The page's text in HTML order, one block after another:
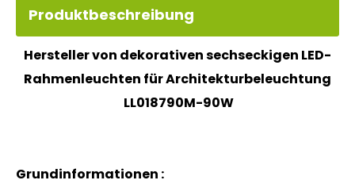
Produktbeschreibung
Hersteller von dekorativen sechseckigen LED-
Rahmenleuchten für Architekturbeleuchtung
LL018790M-90W
Grundinformationen :